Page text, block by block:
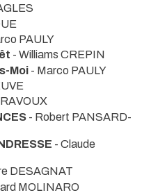
PAULY
- Williams CREPIN
Moi - Marco PAULY
- Robert PANSARD-
- Claude
DESAGNAT
MOLINARO